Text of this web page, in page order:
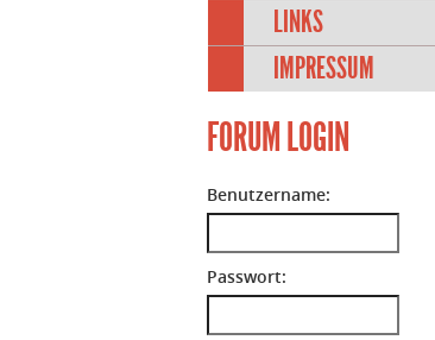
LINKS
IMPRESSUM
FORUM LOGIN
Benutzername:
Passwort: